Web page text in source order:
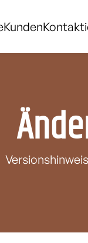
Kunden